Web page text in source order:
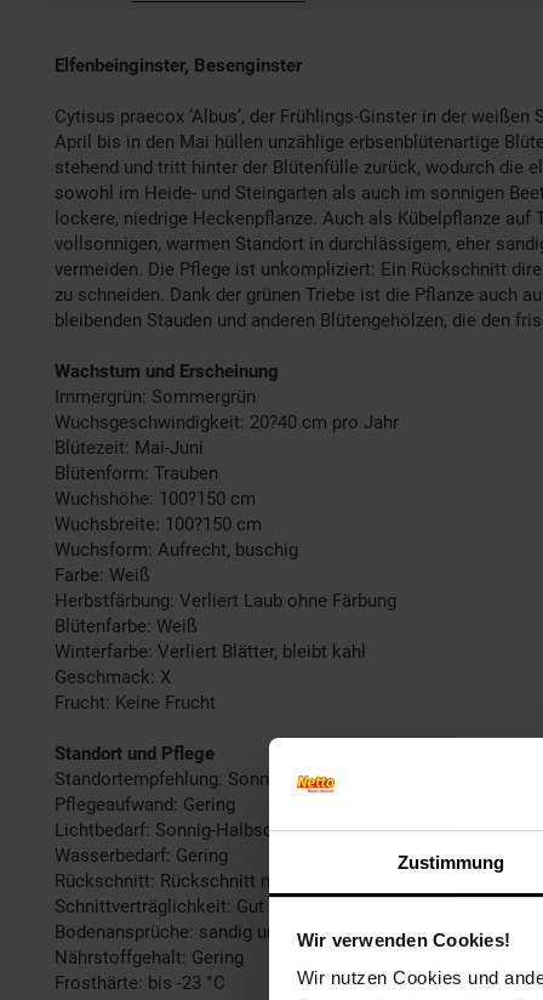
Zustimmung
Wir verwenden Cookies!
Wir nutzen Cookies und
Elfenbeinginster, Besenginster
Cytisus praecox ‘Albus’, der Frühlings-Ginster in der
April bis in den Mai hüllen unzählige erbsenblütenartige
stehend und tritt hinter der Blütenfülle zurück, wodurch die
sowohl im Heide- und Steingarten als auch im sonnigen
lockere, niedrige Heckenpflanze. Auch als Kübelpflanze
vollsonnigen, warmen Standort in durchlässigem, eher
vermeiden. Die Pflege ist unkompliziert: Ein Rückschnitt
zu schneiden. Dank der grünen Triebe ist die Pflanze auch
bleibenden Stauden und anderen Blütengehölzen, die den
Wachstum und Erscheinung
Immergrün: Sommergrün
Wuchsgeschwindigkeit: 20?40 cm pro Jahr
Blütezeit: Mai-Juni
Blütenform: Trauben
Wuchshöhe: 100?150 cm
Wuchsbreite: 100?150 cm
Wuchsform: Aufrecht, buschig
Farbe: Weiß
Herbstfärbung: Verliert Laub ohne Färbung
Blütenfarbe: Weiß
Winterfarbe: Verliert Blätter, bleibt kahl
Geschmack: X
Frucht: Keine Frucht
Standort und Pflege
Standortempfehlung: Sonnig, windgeschützt
Pflegeaufwand: Gering
Lichtbedarf: Sonnig-Halbschattig
Wasserbedarf: Gering
Rückschnitt: Rückschnitt nach der Blüte.
Schnittverträglichkeit: Gut
Bodenansprüche: sandig und gut durchlässig
Nährstoffgehalt: Gering
Frosthärte: bis -23 °C